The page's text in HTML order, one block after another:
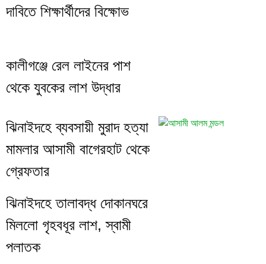
দাবিতে শিক্ষার্থীদের বিক্ষোভ
কালীগঞ্জে রেল লাইনের পাশ
থেকে যুবকের লাশ উদ্ধার
ঝিনাইদহে ব্যবসায়ী মুরাদ হত্যা
মামলার আসামী বাগেরহাট থেকে
গ্রেফতার
ঝিনাইদহে তালাবদ্ধ দোকানঘরে
মিললো গৃহবধূর লাশ, স্বামী
পলাতক